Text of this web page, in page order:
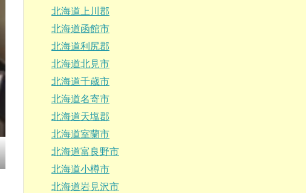
北海道上川郡
北海道函館市
北海道利尻郡
北海道北見市
北海道千歳市
北海道名寄市
北海道天塩郡
北海道室蘭市
北海道富良野市
北海道小樽市
北海道岩見沢市